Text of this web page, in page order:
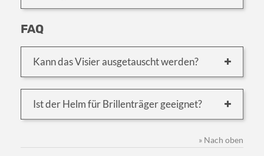
FAQ
Kann das Visier ausgetauscht werden?
Ist der Helm für Brillenträger geeignet?
» Nach oben